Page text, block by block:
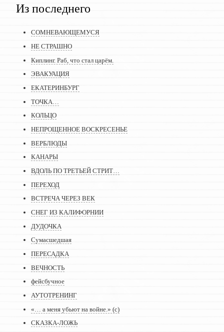
Из последнего
СОМНЕВАЮЩЕМУСЯ
НЕ СТРАШНО
Киплинг. Раб, что стал царём.
ЭВАКУАЦИЯ
ЕКАТЕРИНБУРГ
ТОЧКА…
КОЛЬЦО
НЕПРОЩЕННОЕ ВОСКРЕСЕНЬЕ
ВЕРБЛЮДЫ
КАНАРЫ
ВДОЛЬ ПО ТРЕТЬЕЙ СТРИТ…
ПЕРЕХОД
ВСТРЕЧА ЧЕРЕЗ ВЕК
СНЕГ ИЗ КАЛИФОРНИИ
ДУДОЧКА
Сумасшедшая
ПЕРЕСАДКА
ВЕЧНОСТЬ
фейсбучное
АУТОТРЕНИНГ
«… а меня убьют на войне.» (с)
СКАЗКА-ЛОЖЬ